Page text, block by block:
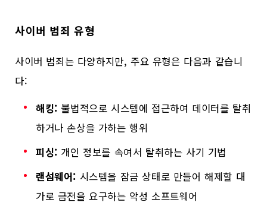
사이버 범죄 유형
사이버 범죄는 다양하지만, 주요 유형은 다음과 같습니
다:
해킹: 불법적으로 시스템에 접근하여 데이터를 탈취
하거나 손상을 가하는 행위
피싱: 개인 정보를 속여서 탈취하는 사기 기법
랜섬웨어: 시스템을 잠금 상태로 만들어 해제할 대
가로 금전을 요구하는 악성 소프트웨어